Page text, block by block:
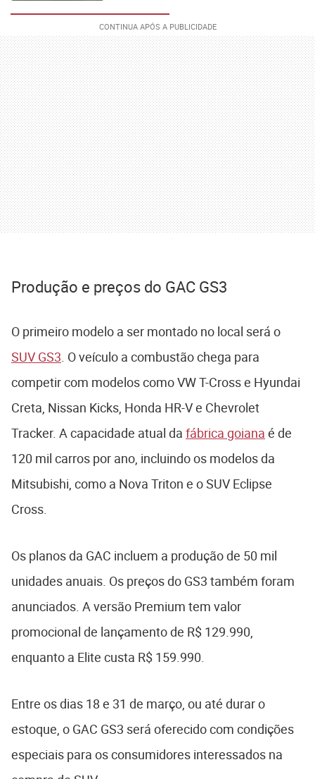
Produção e preços do GAC GS3
O primeiro modelo a ser montado no local será o
SUV GS3. O veículo a combustão chega para
competir com modelos como VW T-Cross e Hyundai
Creta, Nissan Kicks, Honda HR-V e Chevrolet
Tracker. A capacidade atual da fábrica goiana é de
120 mil carros por ano, incluindo os modelos da
Mitsubishi, como a Nova Triton e o SUV Eclipse
Cross.
Os planos da GAC incluem a produção de 50 mil
unidades anuais. Os preços do GS3 também foram
anunciados. A versão Premium tem valor
promocional de lançamento de R$ 129.990,
enquanto a Elite custa R$ 159.990.
Entre os dias 18 e 31 de março, ou até durar o
estoque, o GAC GS3 será oferecido com condições
especiais para os consumidores interessados na